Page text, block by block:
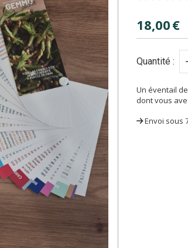
18,00€
Quantité :
Un éventail
dont vous
Envoi sous